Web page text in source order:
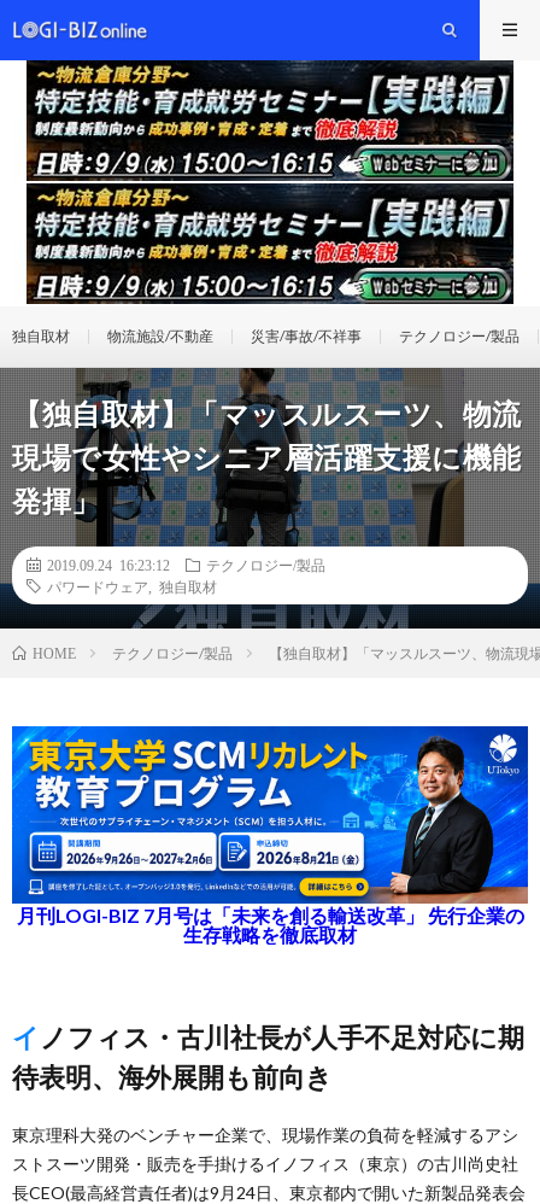
独自取材 物流施設/不動産 災害/事故/不祥事 テクノロジー/製品
【独自取材】「マッスルスーツ、物流
現場で女性やシニア層活躍支援に機能
発揮」
2019.09.24 16:23:12
テクノロジー/製品
パワードウェア
独自取材
HOME テクノロジー/製品 【独自取材】「マッスルスーツ、物流
月刊LOGI-BIZ 7月号は「未来を創る輸送改革」 先行企業の
生存戦略を徹底取材
イノフィス・古川社長が人手不足対応に期
待表明、海外展開も前向き
東京理科大発のベンチャー企業で、現場作業の負荷を軽減するアシ
ストスーツ開発・販売を手掛けるイノフィス（東京）の古川尚史社
長CEO(最高経営責任者)は9月24日、東京都内で開いた新製品発表会